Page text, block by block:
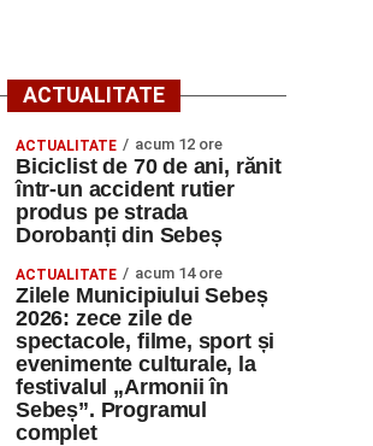
ACTUALITATE
ACTUALITATE acum 12 ore
Biciclist de 70 de ani, rănit
într-un accident rutier
produs pe strada
Dorobanți din Sebeș
ACTUALITATE acum 14 ore
Zilele Municipiului Sebeș
2026: zece zile de
spectacole, filme, sport și
evenimente culturale, la
festivalul „Armonii în
Sebeș”. Programul
complet